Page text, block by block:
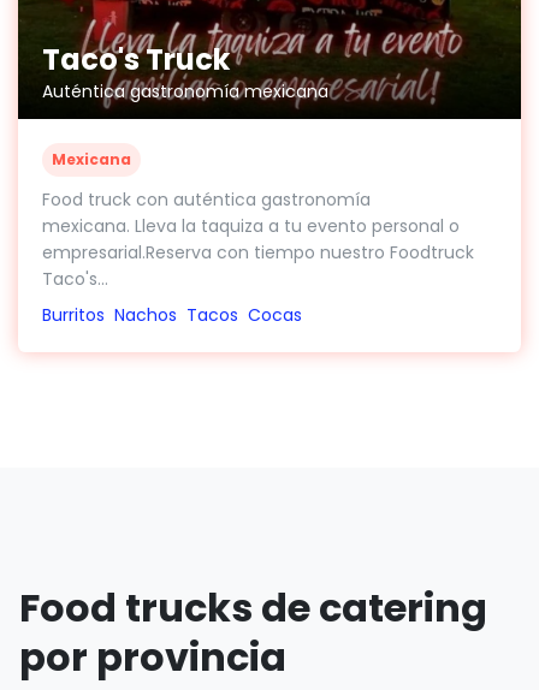
Taco's Truck
Auténtica gastronomía mexicana
Mexicana
Food truck con auténtica gastronomía
mexicana. Lleva la taquiza a tu evento personal o
empresarial.Reserva con tiempo nuestro Foodtruck
Taco's...
Burritos Nachos Tacos Cocas
Food trucks de catering
por provincia